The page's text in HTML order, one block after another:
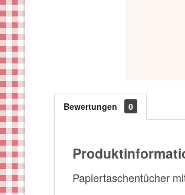
Bewertungen 0
Papiertaschentücher